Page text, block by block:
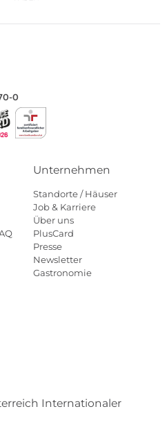
0
Standorte / Häuser
Job & Karriere
Über uns
PlusCard
Presse
Newsletter
Internationaler